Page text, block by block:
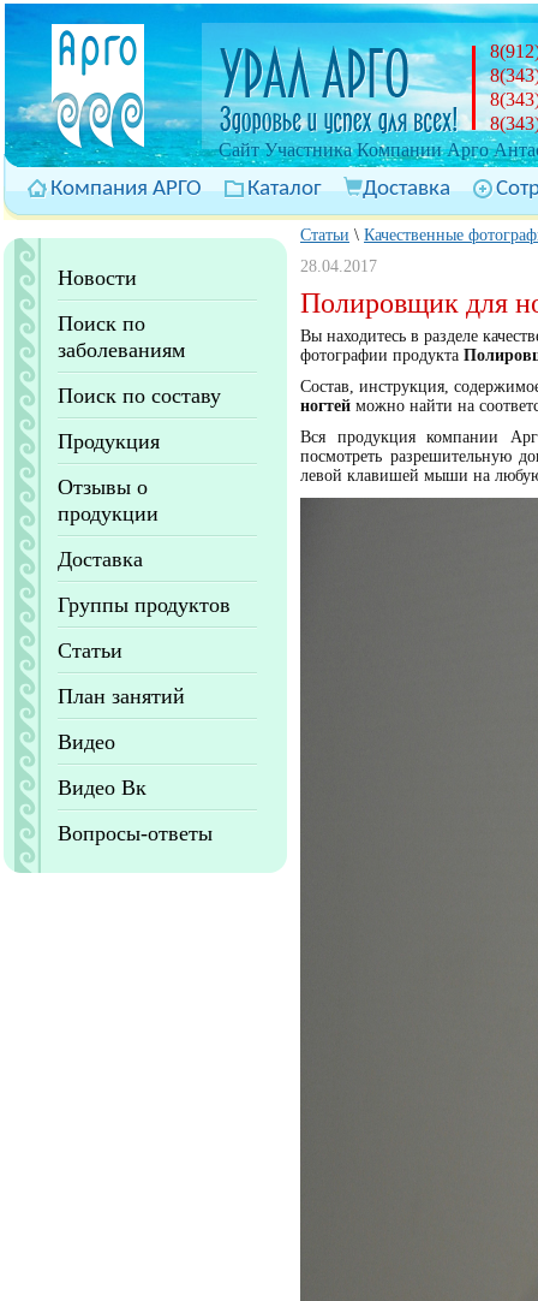
Cайт Участника Компании Арго
Компания АРГО Каталог Доставка
Новости
Поиск по
заболеваниям
Поиск по составу
Продукция
Отзывы о
продукции
Доставка
Группы продуктов
Статьи
План занятий
Видео
Видео Вк
Вопросы-ответы
Статьи \ Качественные
28.04.2017
Полировщик для
Вы находитесь в разделе
фотографии продукта
Состав, инструкция,
ногтей можно найти на
Вся продукция компании
посмотреть разрешительную
левой клавишей мыши на